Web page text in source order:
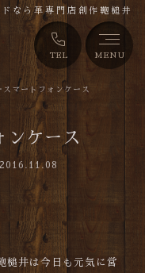
TEL MENU
なら革専門店創作鞄槌井
スマートフォンケース
ンケース
2016.11.08
槌井は今日も元気に営